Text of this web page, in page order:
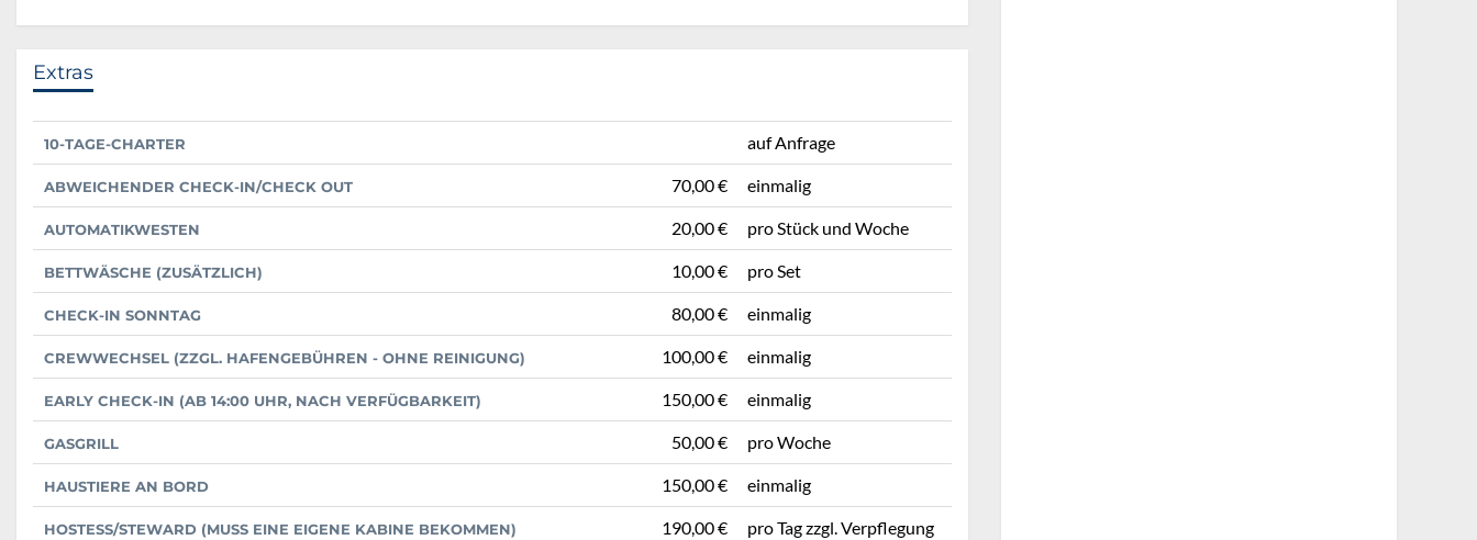
Extras
10-TAGE-CHARTER auf Anfrage
ABWEICHENDER CHECK-IN/CHECK OUT 70,00 € einmalig
AUTOMATIKWESTEN 20,00 € pro Stück und Woche
BETTWÄSCHE (ZUSÄTZLICH) 10,00 € pro Set
CHECK-IN SONNTAG 80,00 € einmalig
CREWWECHSEL (ZZGL. HAFENGEBÜHREN - OHNE REINIGUNG) 100,00 € einmalig
EARLY CHECK-IN (AB 14:00 UHR, NACH VERFÜGBARKEIT) 150,00 € einmalig
GASGRILL 50,00 € pro Woche
HAUSTIERE AN BORD 150,00 € einmalig
HOSTESS/STEWARD (MUSS EINE EIGENE KABINE BEKOMMEN) 190,00 € pro Tag zzgl. Verpflegung